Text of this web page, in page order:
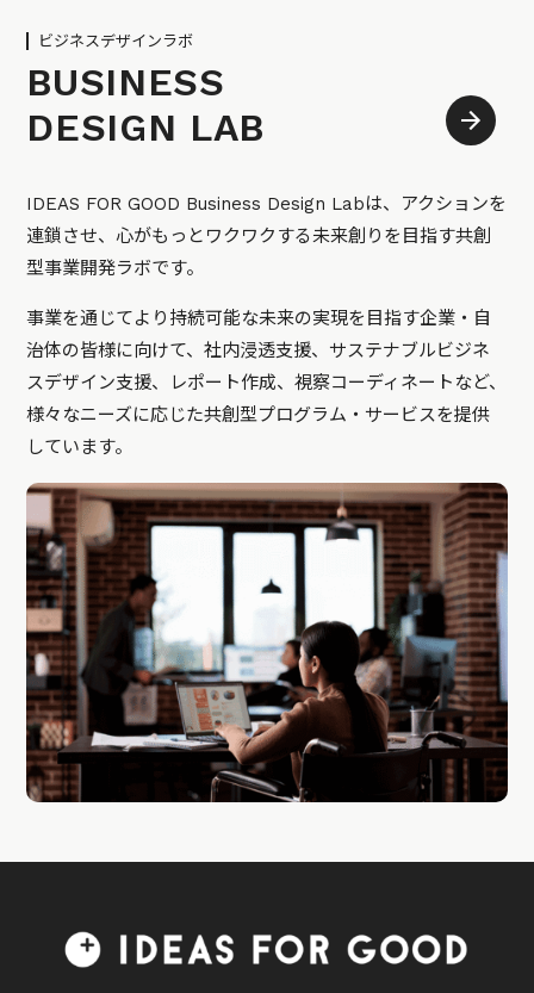
ビジネスデザインラボ
BUSINESS
DESIGN LAB
IDEAS FOR GOOD Business Design Labは、アクションを
連鎖させ、心がもっとワクワクする未来創りを目指す共創
型事業開発ラボです。
事業を通じてより持続可能な未来の実現を目指す企業・自
治体の皆様に向けて、社内浸透支援、サステナブルビジネ
スデザイン支援、レポート作成、視察コーディネートなど、
様々なニーズに応じた共創型プログラム・サービスを提供
しています。